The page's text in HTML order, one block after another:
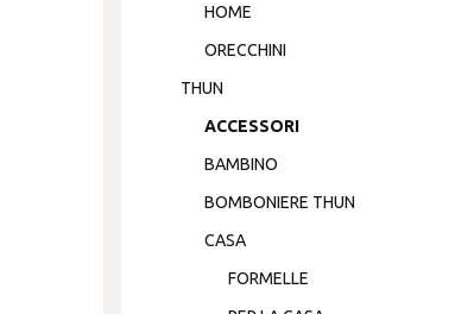
HOME
ORECCHINI
THUN
ACCESSORI
BAMBINO
BOMBONIERE THUN
CASA
FORMELLE